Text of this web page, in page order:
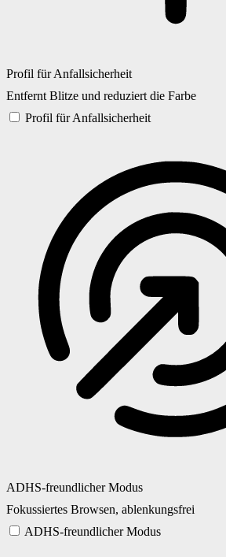
Profil für Anfallsicherheit
Entfernt Blitze und reduziert die Farbe
Profil für Anfallsicherheit
ADHS-freundlicher Modus
Fokussiertes Browsen, ablenkungsfrei
ADHS-freundlicher Modus